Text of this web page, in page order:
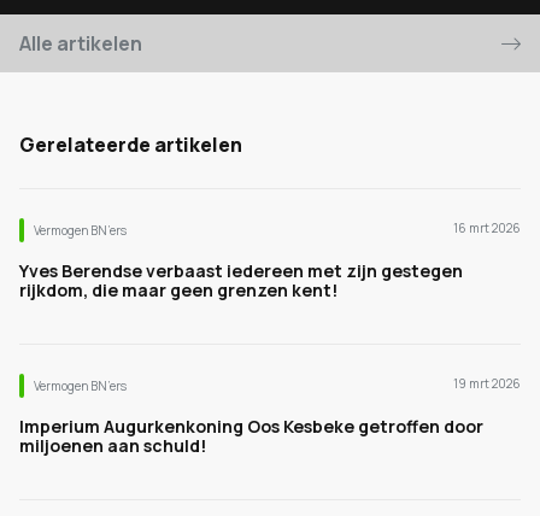
Alle artikelen
Gerelateerde artikelen
Vermogen BN’ers 16 mrt 2026
Yves Berendse verbaast iedereen met zijn gestegen
rijkdom, die maar geen grenzen kent!
Vermogen BN’ers 19 mrt 2026
Imperium Augurkenkoning Oos Kesbeke getroffen door
miljoenen aan schuld!